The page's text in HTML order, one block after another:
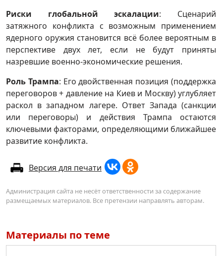
Риски глобальной эскалации: Сценарий
затяжного конфликта с возможным применением
ядерного оружия становится всё более вероятным в
перспективе двух лет, если не будут приняты
назревшие военно-экономические решения.
Роль Трампа: Его двойственная позиция (поддержка
переговоров + давление на Киев и Москву) углубляет
раскол в западном лагере. Ответ Запада (санкции
или переговоры) и действия Трампа остаются
ключевыми факторами, определяющими ближайшее
развитие конфликта.
Версия для печати
Администрация сайта не несёт ответственности за содержание
размещаемых материалов. Все претензии направлять авторам.
Материалы по теме